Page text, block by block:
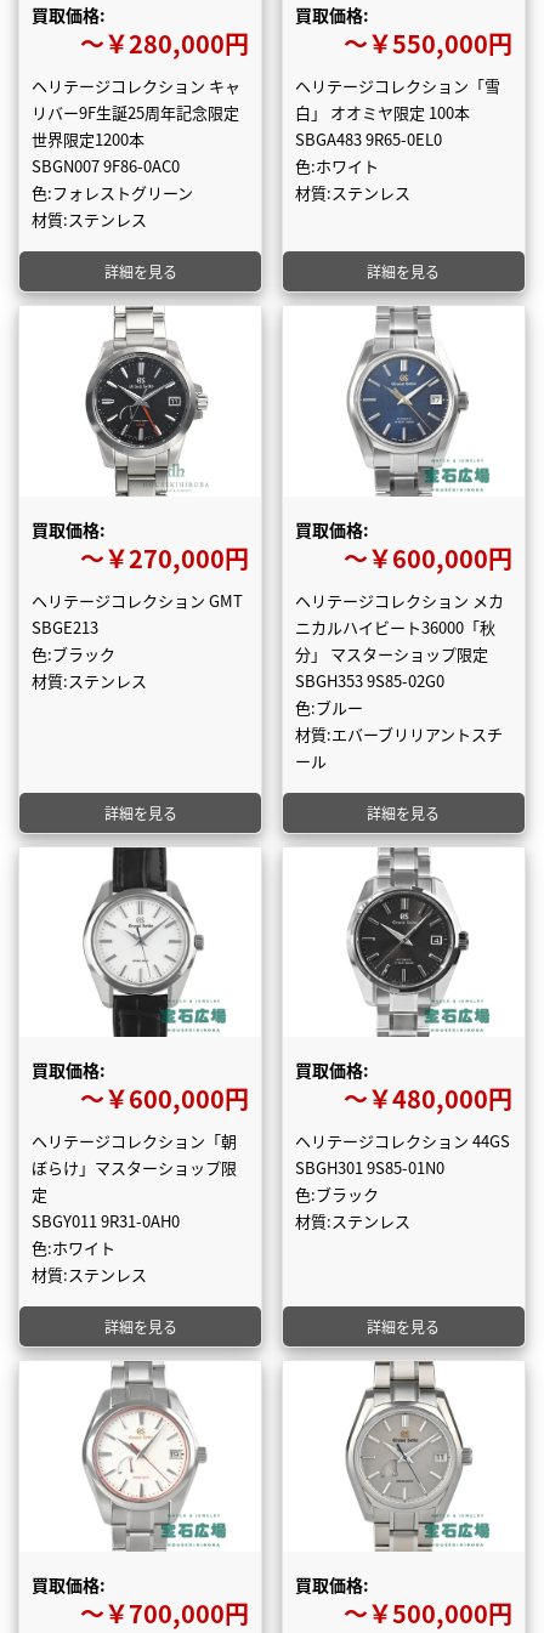
買取価格:
〜￥280,000円
ヘリテージコレクション キャ
リバー9F生誕25周年記念限定
世界限定1200本
SBGN007 9F86-0AC0
色:フォレストグリーン
材質:ステンレス
詳細を見る
買取価格:
〜￥550,000円
ヘリテージコレクション「雪
白」 オオミヤ限定 100本
SBGA483 9R65-0EL0
色:ホワイト
材質:ステンレス
詳細を見る
買取価格:
〜￥270,000円
ヘリテージコレクション GMT
SBGE213
色:ブラック
材質:ステンレス
詳細を見る
買取価格:
〜￥600,000円
ヘリテージコレクション メカ
ニカルハイビート36000「秋
分」 マスターショップ限定
SBGH353 9S85-02G0
色:ブルー
材質:エバーブリリアントスチ
ール
詳細を見る
買取価格:
〜￥600,000円
ヘリテージコレクション「朝
ぼらけ」マスターショップ限
定
SBGY011 9R31-0AH0
色:ホワイト
材質:ステンレス
詳細を見る
買取価格:
〜￥480,000円
ヘリテージコレクション 44GS
SBGH301 9S85-01N0
色:ブラック
材質:ステンレス
詳細を見る
買取価格:
〜￥700,000円
買取価格:
〜￥500,000円